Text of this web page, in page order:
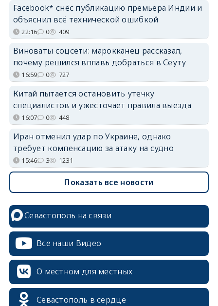
Facebook* снёс публикацию премьера Индии и
объяснил всё технической ошибкой
22:16 0 409
Виноваты соцсети: марокканец рассказал,
почему решился вплавь добраться в Сеуту
16:59 0 727
Китай пытается остановить утечку
специалистов и ужесточает правила выезда
16:07 0 448
Иран отменил удар по Украине, однако
требует компенсацию за атаку на судно
15:46 3 1231
Показать все новости
Севастополь на связи
Все наши Видео
О местном для местных
Севастополь в сердце